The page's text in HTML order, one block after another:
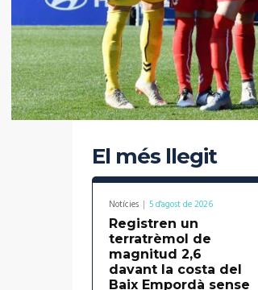
El més llegit
Notícies 5 d'agost de 2026
Registren un
terratrèmol de
magnitud 2,6
davant la costa del
Baix Empordà sense